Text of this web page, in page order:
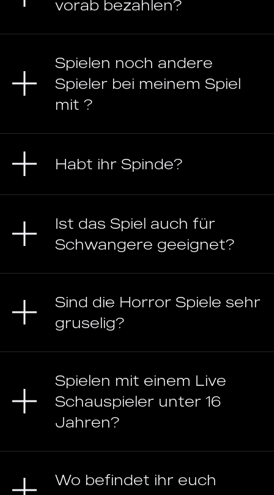
vorab bezahlen?
Spielen noch andere
Spieler bei meinem Spiel
mit ?
Habt ihr Spinde?
Ist das Spiel auch für
Schwangere geeignet?
Sind die Horror Spiele sehr
gruselig?
Spielen mit einem Live
Schauspieler unter 16
Jahren?
Wo befindet ihr euch